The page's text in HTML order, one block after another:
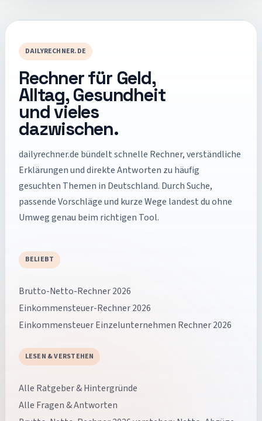
DAILYRECHNER.DE
Rechner für Geld,
Alltag, Gesundheit
und vieles
dazwischen.
dailyrechner.de bündelt schnelle Rechner, verständliche
Erklärungen und direkte Antworten zu häufig
gesuchten Themen in Deutschland. Durch Suche,
passende Vorschläge und kurze Wege landest du ohne
Umweg genau beim richtigen Tool.
BELIEBT
Brutto-Netto-Rechner 2026
Einkommensteuer-Rechner 2026
Einkommensteuer Einzelunternehmen Rechner 2026
LESEN & VERSTEHEN
Alle Ratgeber & Hintergründe
Alle Fragen & Antworten